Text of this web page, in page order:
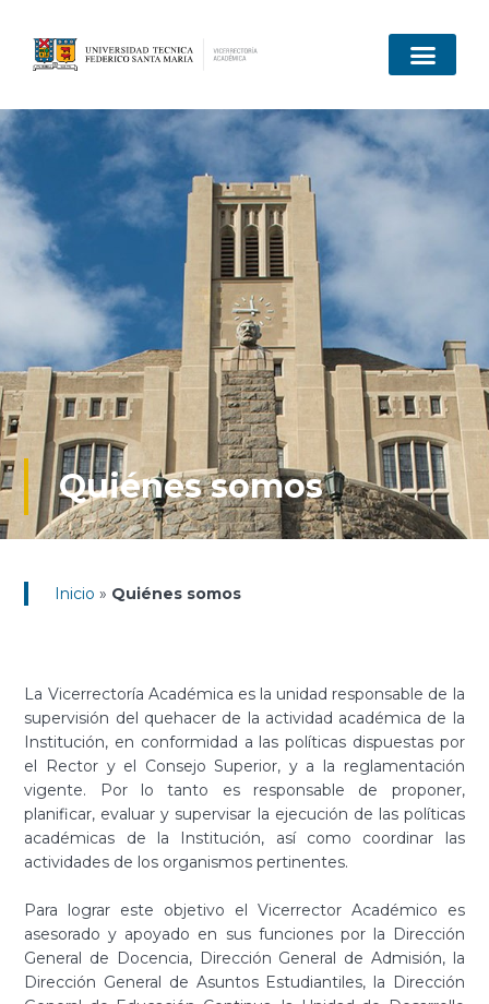
Quiénes somos
Inicio » Quiénes somos
La Vicerrectoría Académica es la unidad responsable de la
supervisión del quehacer de la actividad académica de la
Institución, en conformidad a las políticas dispuestas por
el Rector y el Consejo Superior, y a la reglamentación
vigente. Por lo tanto es responsable de proponer,
planificar, evaluar y supervisar la ejecución de las políticas
académicas de la Institución, así como coordinar las
actividades de los organismos pertinentes.
Para lograr este objetivo el Vicerrector Académico es
asesorado y apoyado en sus funciones por la Dirección
General de Docencia, Dirección General de Admisión, la
Dirección General de Asuntos Estudiantiles, la Dirección